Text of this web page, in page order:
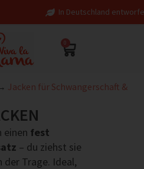
In Deutschland entworfen – fair
0
Jacken für Schwangerschaft &
einen fest
– du ziehst sie
der Trage. Ideal,